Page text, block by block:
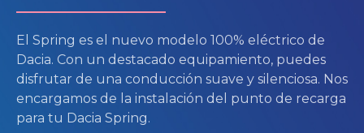
El Spring es el nuevo modelo 100% eléctrico de
Dacia. Con un destacado equipamiento, puedes
disfrutar de una conducción suave y silenciosa. Nos
encargamos de la instalación del punto de recarga
para tu Dacia Spring.